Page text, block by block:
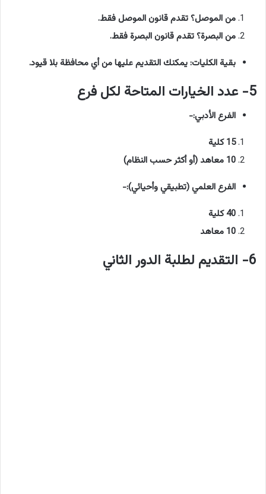
من الموصل؟ تقدم قانون الموصل فقط.
من البصرة؟ تقدم قانون البصرة فقط.
بقية الكليات: يمكنك التقديم عليها من أي محافظة بلا قيود.
5- عدد الخيارات المتاحة لكل فرع
الفرع الأدبي:-
15 كلية
10 معاهد (أو أكثر حسب النظام)
الفرع العلمي (تطبيقي وأحيائي):-
40 كلية
10 معاهد
6- التقديم لطلبة الدور الثاني